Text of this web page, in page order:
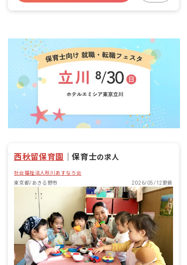
でも手伝ってもらったときには「ありが
みんなが自然にできる職場です。
西秋留保育園 ｜保育士の求人
社会福祉法人秋川あすなろ会
東京都/あきる野市
2026/05/12更新